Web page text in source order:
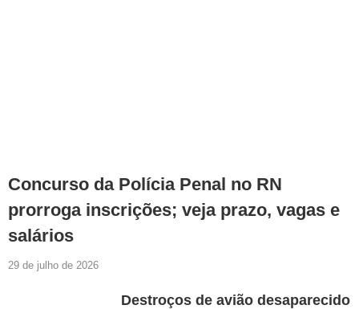
Concurso da Polícia Penal no RN
prorroga inscrições; veja prazo, vagas e
salários
29 de julho de 2026
Destroços de avião desaparecido